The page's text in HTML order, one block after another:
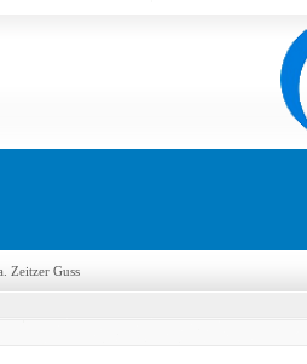
Zeitzer Guss